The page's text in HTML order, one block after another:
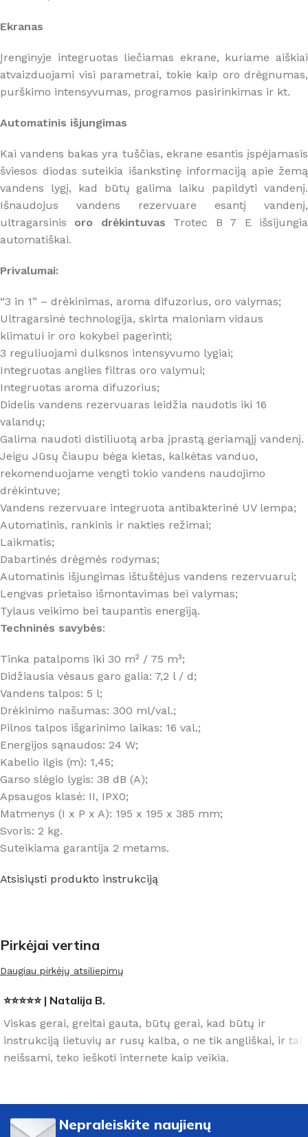
Ekranas
Įrenginyje integruotas liečiamas ekrane, kuriame aiškiai
atvaizduojami visi parametrai, tokie kaip oro drėgnumas,
purškimo intensyvumas, programos pasirinkimas ir kt.
Automatinis išjungimas
Kai vandens bakas yra tuščias, ekrane esantis įspėjamasis
šviesos diodas suteikia išankstinę informaciją apie žemą
vandens lygį, kad būtų galima laiku papildyti vandenį.
Išnaudojus vandens rezervuare esantį vandenį,
ultragarsinis oro drėkintuvas Trotec B 7 E išsijungia
automatiškai.
Privalumai:
“3 in 1” – drėkinimas, aroma difuzorius, oro valymas;
Ultragarsinė technologija, skirta maloniam vidaus
klimatui ir oro kokybei pagerinti;
3 reguliuojami dulksnos intensyvumo lygiai;
Integruotas anglies filtras oro valymui;
Integruotas aroma difuzorius;
Didelis vandens rezervuaras leidžia naudotis iki 16
valandų;
Galima naudoti distiliuotą arba įprastą geriamąjį vandenį.
Jeigu Jūsų čiaupu bėga kietas, kalkėtas vanduo,
rekomenduojame vengti tokio vandens naudojimo
drėkintuve;
Vandens rezervuare integruota antibakterinė UV lempa;
Automatinis, rankinis ir nakties režimai;
Laikmatis;
Dabartinės drėgmės rodymas;
Automatinis išjungimas ištuštėjus vandens rezervuarui;
Lengvas prietaiso išmontavimas bei valymas;
Tylaus veikimo bei taupantis energiją.
Techninės savybės:
Tinka patalpoms iki 30 m² / 75 m³;
Didžiausia vėsaus garo galia: 7,2 l / d;
Vandens talpos: 5 l;
Drėkinimo našumas: 300 ml/val.;
Pilnos talpos išgarinimo laikas: 16 val.;
Energijos sąnaudos: 24 W;
Kabelio ilgis (m): 1,45;
Garso slėgio lygis: 38 dB (A);
Apsaugos klasė: II, IPX0;
Matmenys (I x P x A): 195 x 195 x 385 mm;
Svoris: 2 kg.
Suteikiama garantija 2 metams.
Atsisiųsti produkto instrukciją
Pirkėjai vertina
Daugiau pirkėjų atsiliepimų
⭐⭐⭐⭐⭐ | Natalija B.
Viskas gerai, greitai gauta, būtų gerai, kad būtų ir
instrukciją lietuvių ar rusų kalba, o ne tik angliškai, ir tai
neišsami, teko ieškoti internete kaip veikia.
Nepraleiskite naujienų